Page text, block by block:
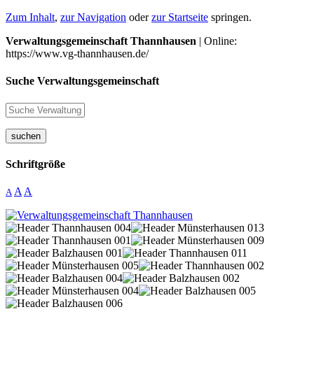
Zum Inhalt, zur Navigation oderzur Startseite springen.
Verwaltungsgemeinschaft Thannhausen | Online:
https://www.vg-thannhausen.de/
Suche Verwaltungsgemeinschaft
suchen
Schriftgröße
A A A